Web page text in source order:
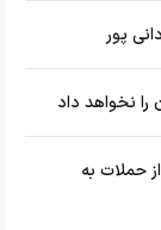
پور
نخواهد داد
حملات به